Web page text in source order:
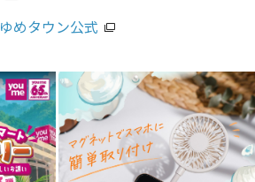
ゆめタウン公式